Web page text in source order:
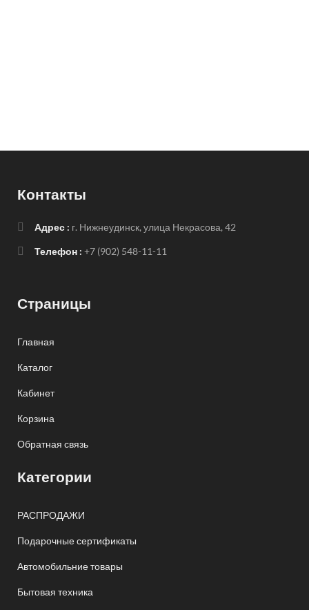
Контакты
Адрес : г. Нижнеудинск, улица Некрасова, 42
Телефон : +7 (902) 548-11-11
Страницы
Главная
Каталог
Кабинет
Корзина
Обратная связь
Категории
РАСПРОДАЖИ
Подарочные сертификаты
Автомобильние товары
Бытовая техника